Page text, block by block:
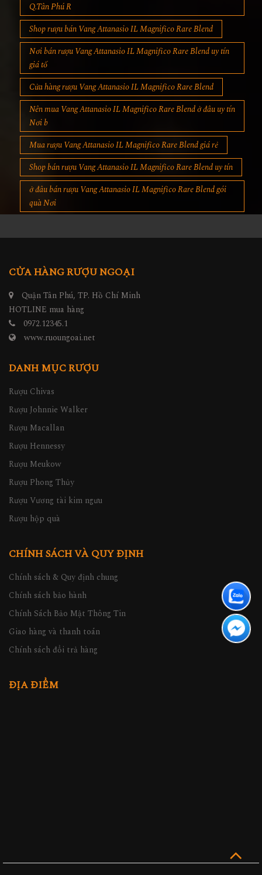
Q.Tân Phú R
Shop rượu bán Vang Attanasio IL Magnifico Rare Blend
Nơi bán rượu Vang Attanasio IL Magnifico Rare Blend uy tín
giá tố
Cửa hàng rượu Vang Attanasio IL Magnifico Rare Blend
Nên mua Vang Attanasio IL Magnifico Rare Blend ở đâu uy tín
Nơi b
Mua rượu Vang Attanasio IL Magnifico Rare Blend giá rẻ
Shop bán rượu Vang Attanasio IL Magnifico Rare Blend uy tín
ở đâu bán rượu Vang Attanasio IL Magnifico Rare Blend gói
quà Nơi
CỬA HÀNG RƯỢU NGOẠI
Quận Tân Phú, TP. Hồ Chí Minh
HOTLINE mua hàng
0972.12345.1
www.ruoungoai.net
DANH MỤC RƯỢU
Rượu Chivas
Rượu Johnnie Walker
Rượu Macallan
Rượu Hennessy
Rượu Meukow
Rượu Phong Thủy
Rượu Vương tài kim ngưu
Rượu hộp quà
CHÍNH SÁCH VÀ QUY ĐỊNH
Chính sách & Quy định chung
Chính sách bảo hành
Chính Sách Bảo Mật Thông Tin
Giao hàng và thanh toán
Chính sách đổi trả hàng
ĐỊA ĐIỂM